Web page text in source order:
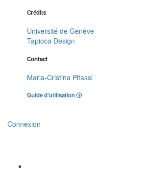
Crédits
Université de Genève
Tapioca Design
Contact
Maria-Cristina Pitassi
Guide d'utilisation
Connexion